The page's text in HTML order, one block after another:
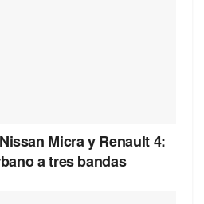
Micra y Renault 4:
a tres bandas